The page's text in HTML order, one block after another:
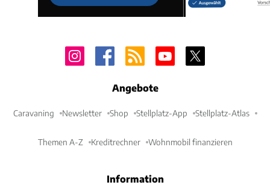
Angebote
Caravaning Newsletter Shop Stellplatz-App Stellplatz-Atlas
Themen A-Z Kreditrechner Wohnmobil finanzieren
Information